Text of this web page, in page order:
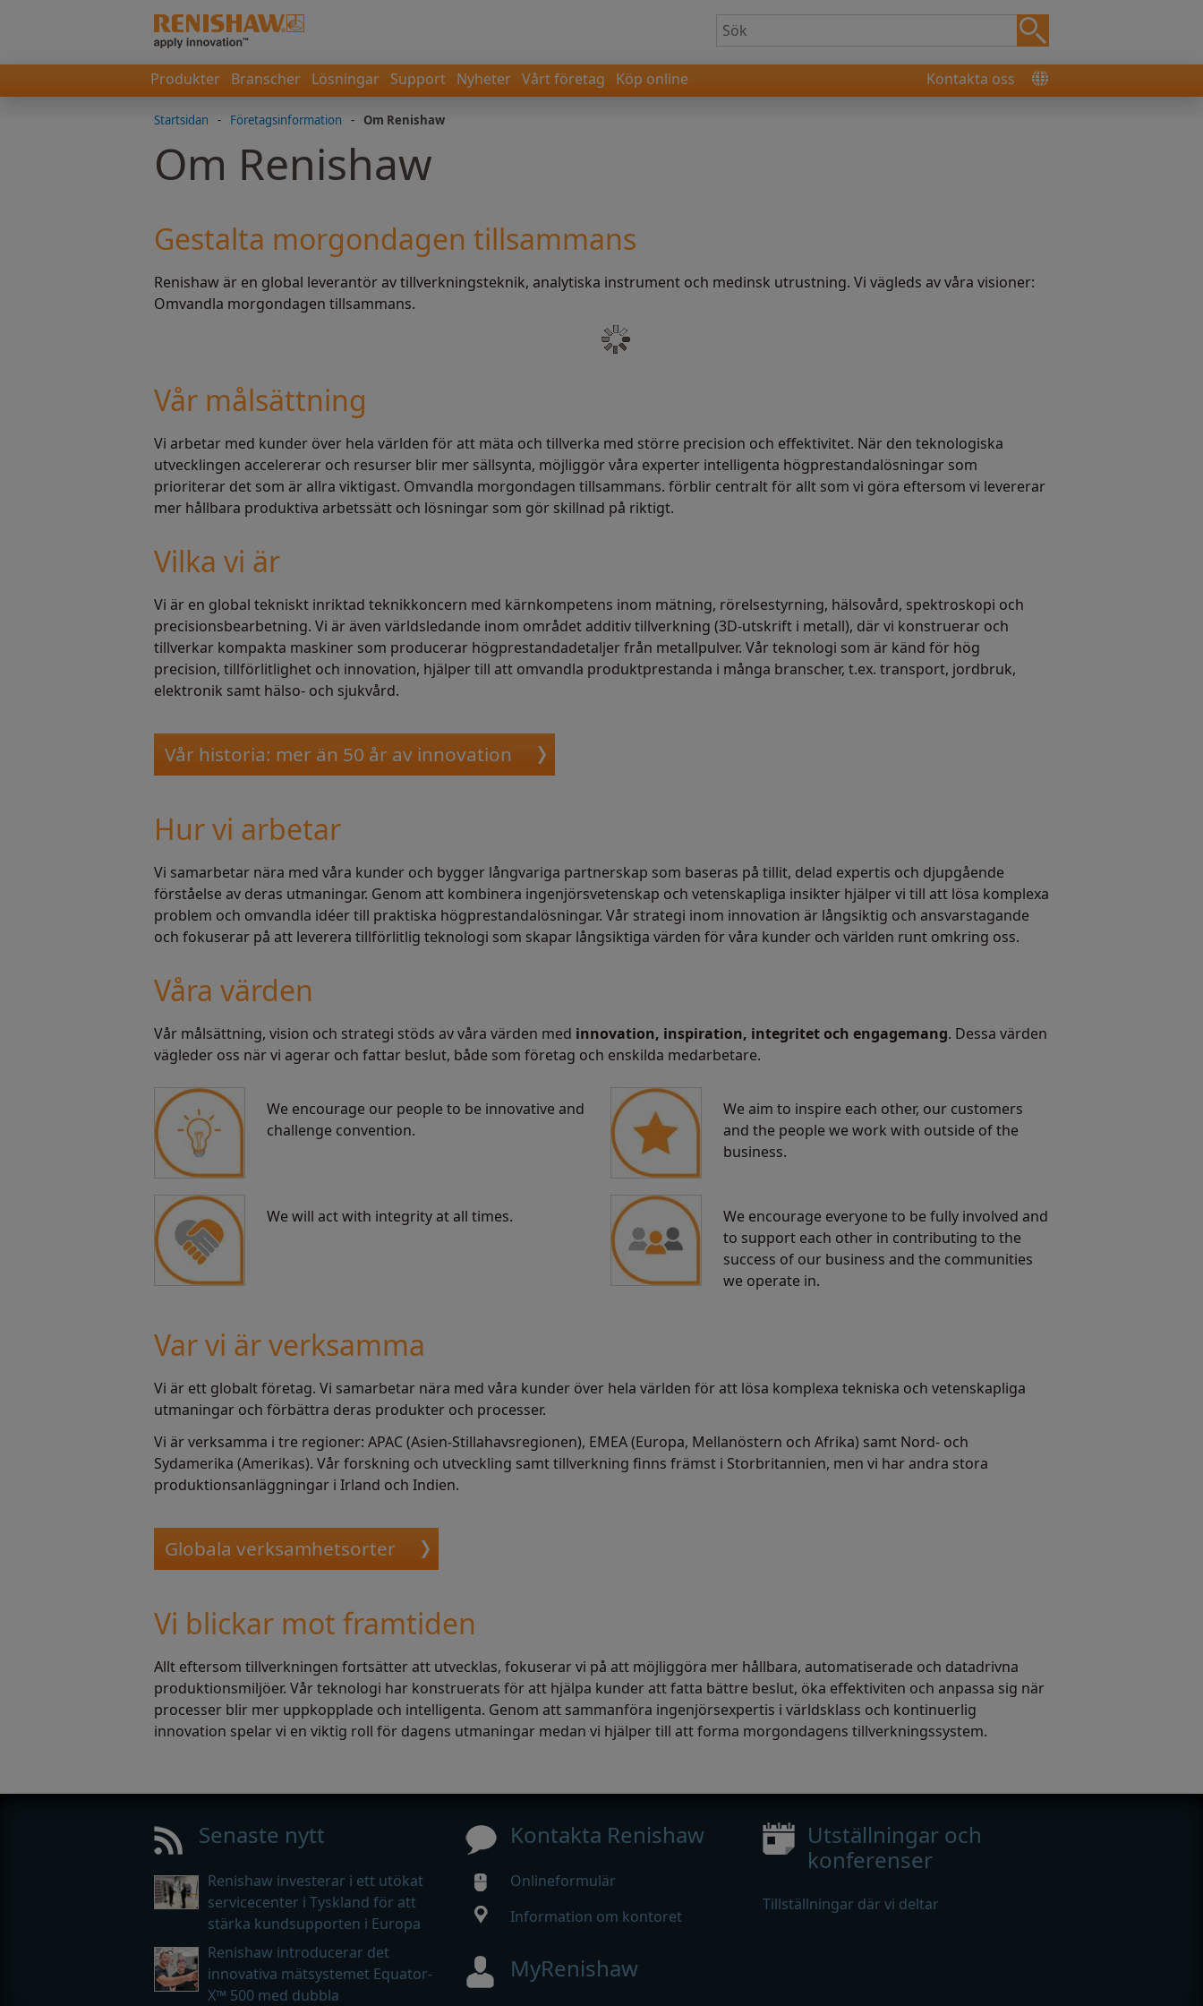
Produkter Branscher Lösningar Support Nyheter Vårt företag Köp online Kontakta oss
Startsidan - Företagsinformation - Om Renishaw
Om Renishaw
Gestalta morgondagen tillsammans
Renishaw är en global leverantör av tillverkningsteknik, analytiska instrument och medinsk utrustning. Vi vägleds av våra visioner:
Omvandla morgondagen tillsammans.
Vår målsättning
Vi arbetar med kunder över hela världen för att mäta och tillverka med större precision och effektivitet. När den teknologiska
utvecklingen accelererar och resurser blir mer sällsynta, möjliggör våra experter intelligenta högprestandalösningar som
prioriterar det som är allra viktigast. Omvandla morgondagen tillsammans. förblir centralt för allt som vi göra eftersom vi levererar
mer hållbara produktiva arbetssätt och lösningar som gör skillnad på riktigt.
Vilka vi är
Vi är en global tekniskt inriktad teknikkoncern med kärnkompetens inom mätning, rörelsestyrning, hälsovård, spektroskopi och
precisionsbearbetning. Vi är även världsledande inom området additiv tillverkning (3D-utskrift i metall), där vi konstruerar och
tillverkar kompakta maskiner som producerar högprestandadetaljer från metallpulver. Vår teknologi som är känd för hög
precision, tillförlitlighet och innovation, hjälper till att omvandla produktprestanda i många branscher, t.ex. transport, jordbruk,
elektronik samt hälso- och sjukvård.
Vår historia: mer än 50 år av innovation
Hur vi arbetar
Vi samarbetar nära med våra kunder och bygger långvariga partnerskap som baseras på tillit, delad expertis och djupgående
förståelse av deras utmaningar. Genom att kombinera ingenjörsvetenskap och vetenskapliga insikter hjälper vi till att lösa komplexa
problem och omvandla idéer till praktiska högprestandalösningar. Vår strategi inom innovation är långsiktig och ansvarstagande
och fokuserar på att leverera tillförlitlig teknologi som skapar långsiktiga värden för våra kunder och världen runt omkring oss.
Våra värden
Vår målsättning, vision och strategi stöds av våra värden med innovation, inspiration, integritet och engagemang. Dessa värden
vägleder oss när vi agerar och fattar beslut, både som företag och enskilda medarbetare.
We encourage our people to be innovative and
challenge convention.
We will act with integrity at all times.
We aim to inspire each other, our customers
and the people we work with outside of the
business.
We encourage everyone to be fully involved and
to support each other in contributing to the
success of our business and the communities
we operate in.
Var vi är verksamma
Vi är ett globalt företag. Vi samarbetar nära med våra kunder över hela världen för att lösa komplexa tekniska och vetenskapliga
utmaningar och förbättra deras produkter och processer.
Vi är verksamma i tre regioner: APAC (Asien-Stillahavsregionen), EMEA (Europa, Mellanöstern och Afrika) samt Nord- och
Sydamerika (Amerikas). Vår forskning och utveckling samt tillverkning finns främst i Storbritannien, men vi har andra stora
produktionsanläggningar i Irland och Indien.
Globala verksamhetsorter
Vi blickar mot framtiden
Allt eftersom tillverkningen fortsätter att utvecklas, fokuserar vi på att möjliggöra mer hållbara, automatiserade och datadrivna
produktionsmiljöer. Vår teknologi har konstruerats för att hjälpa kunder att fatta bättre beslut, öka effektiviten och anpassa sig när
processer blir mer uppkopplade och intelligenta. Genom att sammanföra ingenjörsexpertis i världsklass och kontinuerlig
innovation spelar vi en viktig roll för dagens utmaningar medan vi hjälper till att forma morgondagens tillverkningssystem.
Senaste nytt
Renishaw investerar i ett utökat
servicecenter i Tyskland för att
stärka kundsupporten i Europa
Renishaw introducerar det
innovativa mätsystemet Equator-
X™ 500 med dubbla
Kontakta Renishaw
Onlineformulär
Information om kontoret
MyRenishaw
Utställningar och
konferenser
Tillställningar där vi deltar